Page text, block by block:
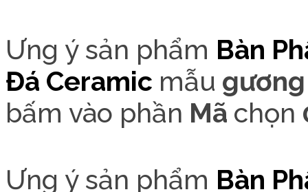
Ưng ý sản phẩm Bàn
Đá Ceramic mẫu
bấm vào phần Mã chọn
Ưng ý sản phẩm Bàn